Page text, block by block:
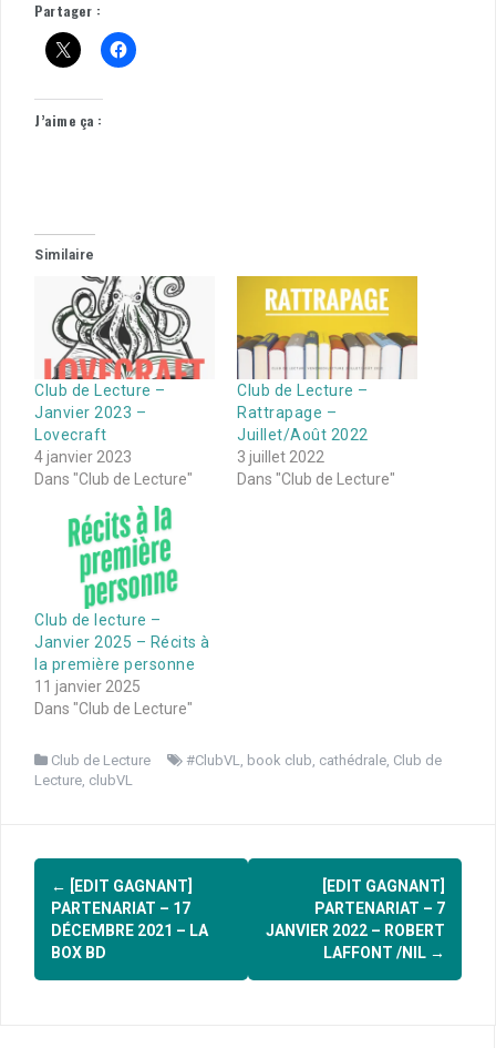
Partager :
J’aime ça :
Similaire
Club de Lecture –
Janvier 2023 –
Lovecraft
4 janvier 2023
Dans "Club de Lecture"
Club de Lecture –
Rattrapage –
Juillet/Août 2022
3 juillet 2022
Dans "Club de Lecture"
Club de lecture –
Janvier 2025 – Récits à
la première personne
11 janvier 2025
Dans "Club de Lecture"
Club de Lecture #ClubVL, book club, cathédrale, Club de
Lecture, clubVL
Navigation
d'article
←
[EDIT GAGNANT]
PARTENARIAT – 17
DÉCEMBRE 2021 – LA
BOX BD
[EDIT GAGNANT]
PARTENARIAT – 7
JANVIER 2022 – ROBERT
LAFFONT /NIL →